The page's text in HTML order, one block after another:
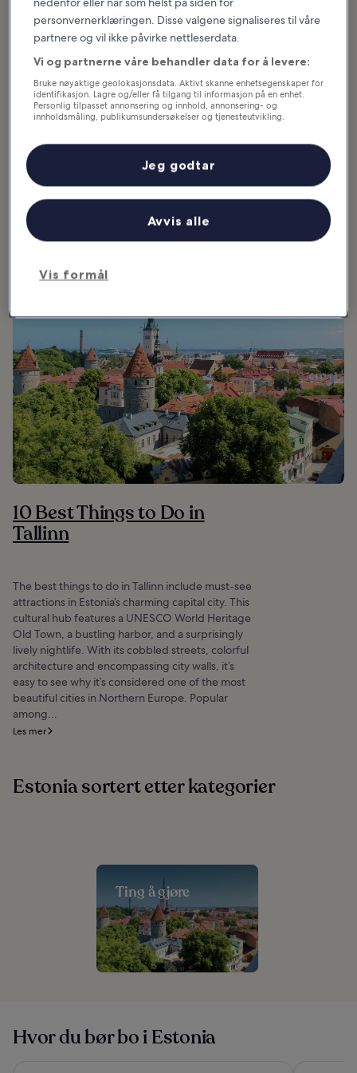
Hva du kan se og gjøre i Estonia
Utvalgte artikler og morsomme saker
The best things to do in Tallinn include must-see attractions in
UNESCO World Heritage Old Town, a bustling harbor, and a
surprisingly lively nightlife. With its cobbled streets, colorful
architecture and encompassing city walls, it’s easy to see why it’s
considered one of the most beautiful cities in Northern Europe.
Popular among couples and groups alike, a city break to Tallinn
will...
10 Best Things to Do in
Tallinn
The best things to do in Tallinn include must-see
attractions in Estonia’s charming capital city. This
cultural hub features a UNESCO World Heritage
Old Town, a bustling harbor, and a surprisingly
lively nightlife. With its cobbled streets, colorful
architecture and encompassing city walls, it’s
easy to see why it’s considered one of the most
beautiful cities in Northern Europe. Popular
among...
Les mer
Estonia sortert etter kategorier
Ting å gjøre
Hvor du bør bo i Estonia
personvernerklæringen. Disse valgene signaliseres til våre
partnere og vil ikke påvirke nettleserdata.
Vi og partnerne våre behandler data for å levere:
Bruke nøyaktige geolokasjonsdata. Aktivt skanne enhetsegenskaper for
identifikasjon. Lagre og/eller få tilgang til informasjon på en enhet.
Personlig tilpasset annonsering og innhold, annonsering- og
innholdsmåling, publikumsundersøkelser og tjenesteutvikling.
Vis formål
Avvis alle
Jeg godtar